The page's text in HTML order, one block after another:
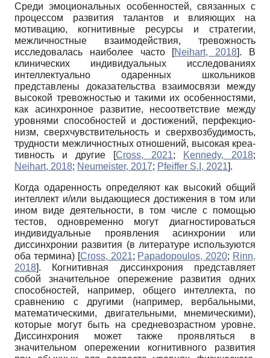
Среди эмоциональных особенностей, связанных с
процессом развития талантов и влияющих на
мотивацию, когнитивные ресурсы и стратегии,
межличностные взаимодействия, тревожность
исследовалась наиболее часто [Neihart, 2018]. В
клинических индивидуальных исследованиях
интеллектуально одаренных школьников
представлены доказательства взаимосвязи между
высокой тревожностью и такими их особенностями,
как асинхронное развитие, несоответствие между
уровнями способностей и достижений, перфекцио­
низм, сверхчувствительность и сверхвозбудимость,
трудности межличностных отношений, высокая креа­
тивность и другие
[Cross, 2021; Kennedy, 2018;
Neihart, 2018; Neumeister, 2017; Pfeiffer S.I, 2021].
Когда одаренность определяют как высокий общий
интеллект и/или выдающиеся достижения в том или
ином виде деятельности, в том числе с помощью
тестов, одновременно могут диагностироваться
индивидуальные проявления асинхронии или
диссинхронии развития (в литературе используются
оба термина) [Cross, 2021; Papadopoulos, 2020; Rinn,
2018]. Когнитивная диссинхрония представляет
собой значительное опережение развития одних
способностей, например, общего интеллекта, по
сравнению с другими (например, вербальными,
математическими, двигательными, мнемическими),
которые могут быть на средневозрастном уровне.
Диссинхрония может также проявляться в
значительном опережении когнитивного развития